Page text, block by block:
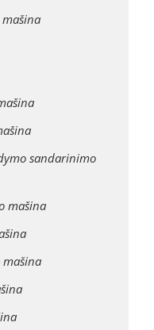
sandarinimo
mašina